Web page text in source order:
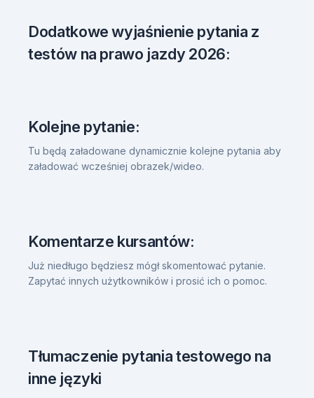
Dodatkowe wyjaśnienie pytania z
testów na prawo jazdy 2026:
Kolejne pytanie:
Tu będą załadowane dynamicznie kolejne pytania aby
załadować wcześniej obrazek/wideo.
Komentarze kursantów:
Już niedługo będziesz mógł skomentować pytanie.
Zapytać innych użytkowników i prosić ich o pomoc.
Tłumaczenie pytania testowego na
inne języki